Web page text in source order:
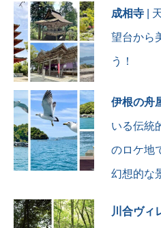
全部さようならした😇🪽👋
それも思い出ということで
😛👍
#王騎#ゴールデンレトリバ
ー#ゴールデンレトリーバー
#4歳#ゴールデンレトリバー
のいる生活
#大型犬のいる生活#犬のい
る暮らし#レトリバー部
#犬との暮らし#マリナーゴ
ールデン
#マリナーゴールデン犬舎#
#京都#宮津#犬と旅行#マリ
ントピア
成相寺|
望台から
う！
伊根の舟
いる伝統
のロケ地
幻想的な
川合ヴィ